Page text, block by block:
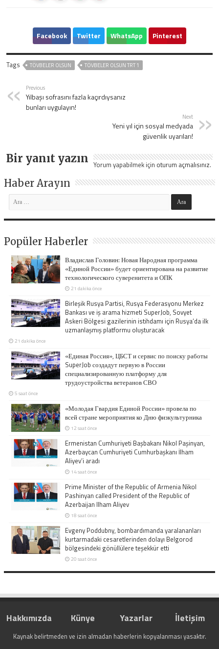
Facebook Twitter WhatsApp Pinterest
Tags TÖVBELER OLSUN TÖVBELER OLSUN TRT 1
Previous
Yılbaşı sofrasını fazla kaçırdıysanız
bunları uygulayın!
Next
Yeni yıl için sosyal medyada
güvenlik uyarıları!
Bir yanıt yazın Yorum yapabilmek için oturum açmalısınız.
Haber Arayın
Popüler Haberler
Владислав Головин: Новая Народная программа
«Единой России» будет ориентирована на развитие
технологического суверенитета и ОПК
21 dakika önce
Birleşik Rusya Partisi, Rusya Federasyonu Merkez
Bankası ve iş arama hizmeti SuperJob, Sovyet
Askeri Bölgesi gazilerinin istihdamı için Rusya’da ilk
uzmanlaşmış platformu oluşturacak
21 dakika önce
«Единая Россия», ЦБСТ и сервис по поиску работы
SuperJob создадут первую в России
специализированную платформу для
трудоустройства ветеранов СВО
5 saat önce
«Молодая Гвардия Единой России» провела по
всей стране мероприятия ко Дню физкультурника
12 saat önce
Ermenistan Cumhuriyeti Başbakanı Nikol Paşinyan,
Azerbaycan Cumhuriyeti Cumhurbaşkanı İlham
Aliyev’i aradı
14 saat önce
Prime Minister of the Republic of Armenia Nikol
Pashinyan called President of the Republic of
Azerbaijan Ilham Aliyev
18 saat önce
Evgeny Poddubny, bombardımanda yaralananları
kurtarmadaki cesaretlerinden dolayı Belgorod
bölgesindeki gönüllülere teşekkür etti
20 saat önce
Hakkımızda Künye Yazarlar İletişim
Kaynak belirtmeden ve izin almadan haberlerin kopyalanması yasaktır.